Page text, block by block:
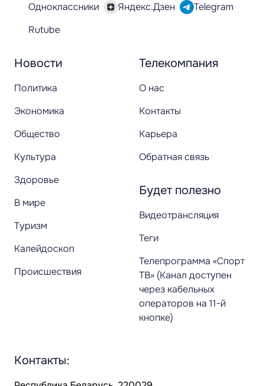
Новости
Политика
Экономика
Общество
Культура
Здоровье
В мире
Туризм
Калейдоскоп
Происшествия
Телекомпания
О нас
Контакты
Карьера
Обратная связь
Будет полезно
Видеотрансляция
Теги
Телепрограмма «Спорт
ТВ» (Канал доступен
через кабельных
операторов на 11-й
кнопке)
Одноклассники
Яндекс.Дзен
Telegram
Rutube
Контакты: